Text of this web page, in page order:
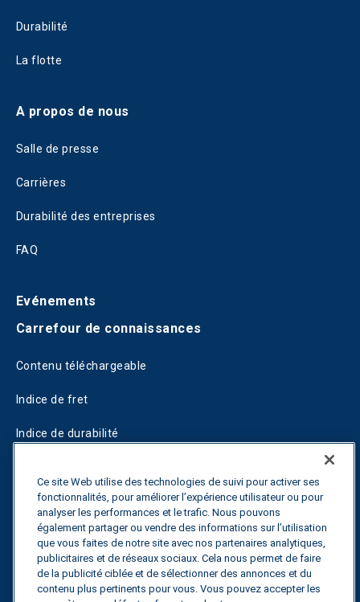
Durabilité
La flotte
A propos de nous
Salle de presse
Carrières
Durabilité des entreprises
FAQ
Evénements
Carrefour de connaissances
Contenu téléchargeable
Indice de fret
Indice de durabilité
Guides
Fuel Savings Calculator
Calculateur d'optimisation des transports
Ce site Web utilise des technologies de suivi pour activer ses
fonctionnalités, pour améliorer l’expérience utilisateur ou pour
analyser les performances et le trafic. Nous pouvons
également partager ou vendre des informations sur l’utilisation
que vous faites de notre site avec nos partenaires analytiques,
publicitaires et de réseaux sociaux. Cela nous permet de faire
de la publicité ciblée et de sélectionner des annonces et du
contenu plus pertinents pour vous. Vous pouvez accepter les